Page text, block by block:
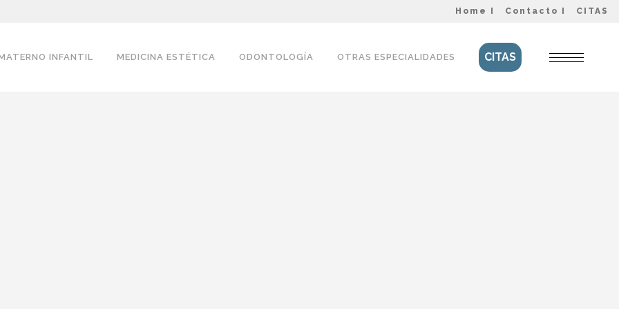
Home I Contacto I CITAS
CITAS
INFANTIL MEDICINA ESTÉTICA ODONTOLOGÍA OTRAS ESPECIALIDADES